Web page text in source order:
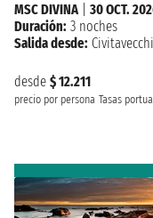
desde $ 12.211
precio por persona Tasas
MSC DIVINA| 30 OCT.
Duración: 3 noches
Salida desde: